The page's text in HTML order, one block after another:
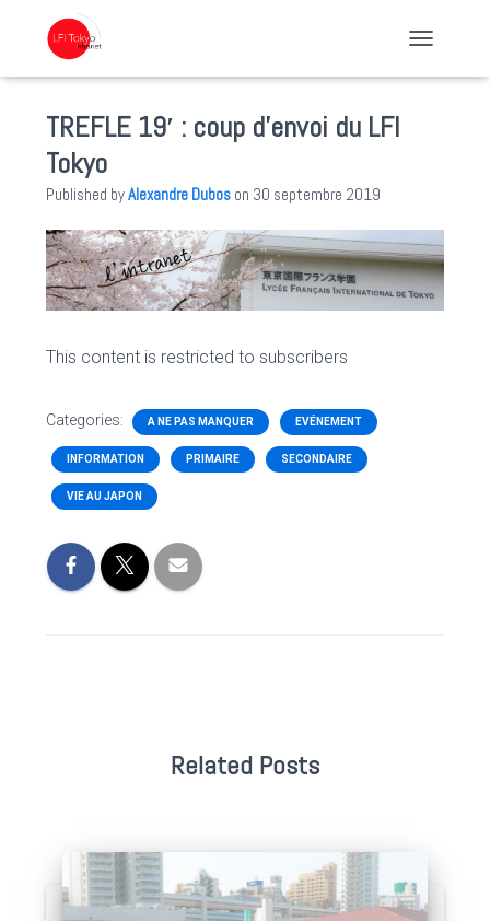
TREFLE 19′ : coup d’envoi du LFI
Tokyo
Published byAlexandre Dubos on 30 septembre 2019
This content is restricted to subscribers
Categories: A NE PAS MANQUER EVÉNEMENT
INFORMATION PRIMAIRE SECONDAIRE
VIE AU JAPON
Related Posts